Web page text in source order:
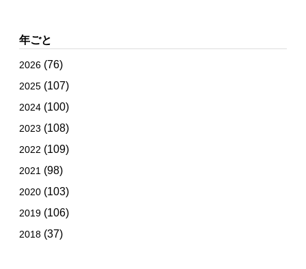
年ごと
2026 (76)
2025 (107)
2024 (100)
2023 (108)
2022 (109)
2021 (98)
2020 (103)
2019 (106)
2018 (37)